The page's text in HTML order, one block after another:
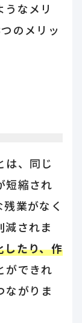
なメリ
のメリッ
は、同じ
短縮され
業がなく
減されま
したり、作
ができれ
ながりま